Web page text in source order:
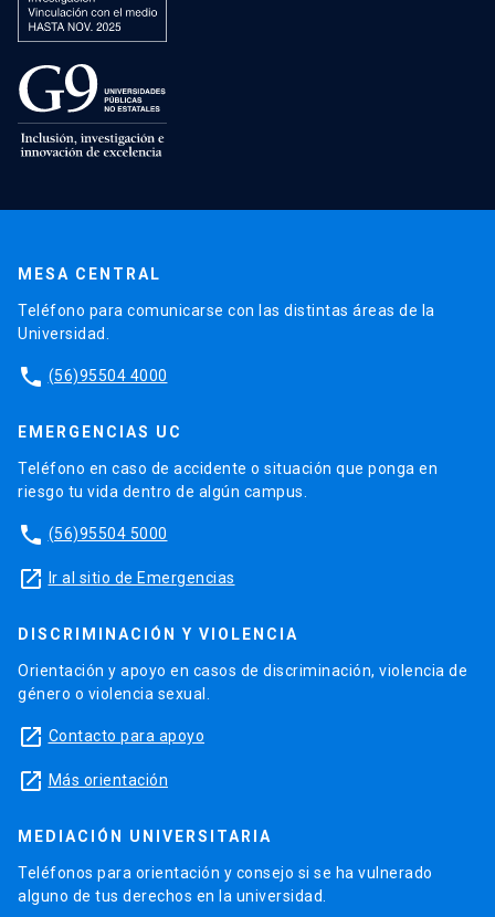
MESA CENTRAL
Teléfono para comunicarse con las distintas áreas de la
Universidad.
phone (56)95504 4000
EMERGENCIAS UC
Teléfono en caso de accidente o situación que ponga en
riesgo tu vida dentro de algún campus.
phone (56)95504 5000
launch Ir al sitio de Emergencias
DISCRIMINACIÓN Y VIOLENCIA
Orientación y apoyo en casos de discriminación, violencia de
género o violencia sexual.
launch Contacto para apoyo
launch Más orientación
MEDIACIÓN UNIVERSITARIA
Teléfonos para orientación y consejo si se ha vulnerado
alguno de tus derechos en la universidad.